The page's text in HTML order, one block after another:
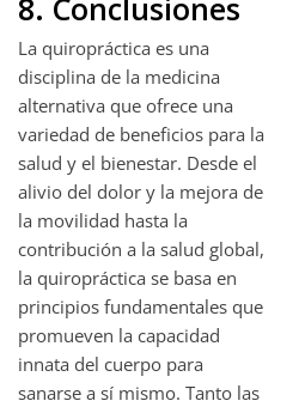
8. Conclusiones
La quiropráctica es una
disciplina de la medicina
alternativa que ofrece una
variedad de beneficios para la
salud y el bienestar. Desde el
alivio del dolor y la mejora de
la movilidad hasta la
contribución a la salud global,
la quiropráctica se basa en
principios fundamentales que
promueven la capacidad
innata del cuerpo para
sanarse a sí mismo. Tanto las